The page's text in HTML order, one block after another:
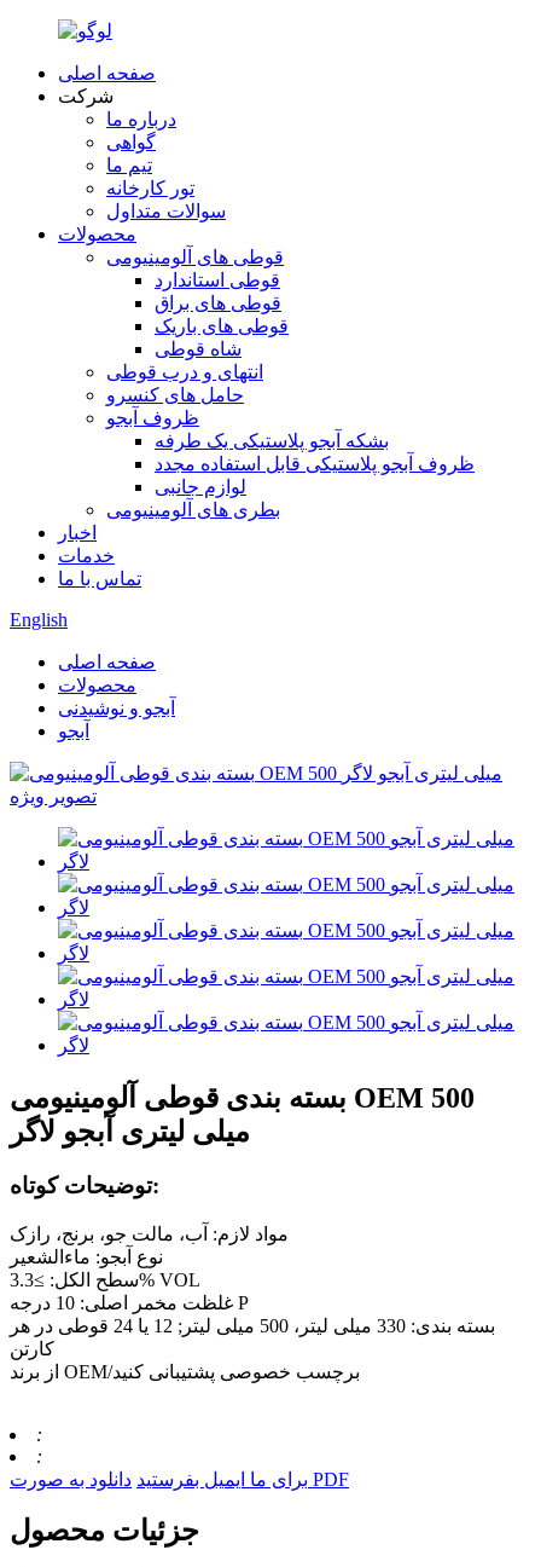
صفحه اصلی
شرکت
درباره ما
گواهی
تیم ما
تور کارخانه
سوالات متداول
محصولات
قوطی های آلومینیومی
قوطی استاندارد
قوطی های براق
قوطی های باریک
شاه قوطی
انتهای و درب قوطی
حامل های کنسرو
ظروف آبجو
بشکه آبجو پلاستیکی یک طرفه
ظروف آبجو پلاستیکی قابل استفاده مجدد
لوازم جانبی
بطری های آلومینیومی
اخبار
خدمات
تماس با ما
English
صفحه اصلی
محصولات
آبجو و نوشیدنی
آبجو
بسته بندی قوطی آلومینیومی OEM 500
میلی لیتری آبجو لاگر
توضیحات کوتاه:
مواد لازم: آب، مالت جو، برنج، رازک
نوع آبجو: ماءالشعیر
سطح الکل: ≥3.3% VOL
غلظت مخمر اصلی: 10 درجه P
بسته بندی: 330 میلی لیتر، 500 میلی لیتر; 12 یا 24 قوطی در هر
کارتن
از برند OEM/برچسب خصوصی پشتیبانی کنید
:
:
برای ما ایمیل بفرستید دانلود به صورت PDF
جزئیات محصول